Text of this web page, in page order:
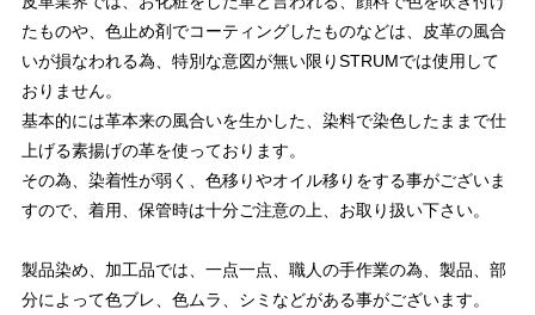
たものや、色止め剤でコーティングしたものなどは、皮革の風合
いが損なわれる為、特別な意図が無い限りSTRUMでは使用して
おりません。
基本的には革本来の風合いを生かした、染料で染色したままで仕
上げる素揚げの革を使っております。
その為、染着性が弱く、色移りやオイル移りをする事がございま
すので、着用、保管時は十分ご注意の上、お取り扱い下さい。
製品染め、加工品では、一点一点、職人の手作業の為、製品、部
分によって色ブレ、色ムラ、シミなどがある事がございます。